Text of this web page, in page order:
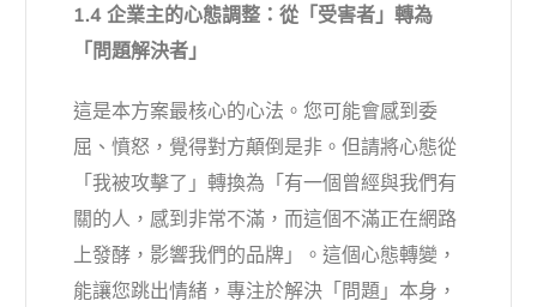
1.4 企業主的心態調整：從「受害者」轉為
「問題解決者」
這是本方案最核心的心法。您可能會感到委
屈、憤怒，覺得對方顛倒是非。但請將心態從
「我被攻擊了」轉換為「有一個曾經與我們有
關的人，感到非常不滿，而這個不滿正在網路
上發酵，影響我們的品牌」。這個心態轉變，
能讓您跳出情緒，專注於解決「問題」本身，